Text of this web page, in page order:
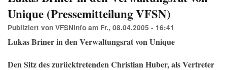
Unique (Pressemitteilung VFSN)
Publiziert von VFSNinfo am Fr., 08.04.2005 - 16:41
Lukas Briner in den Verwaltungsrat von Unique
Den Sitz des zurücktretenden Christian Huber, als Vertreter